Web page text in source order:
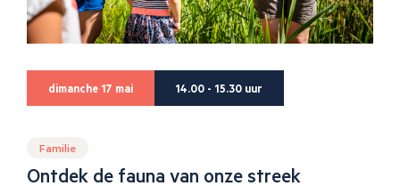
dimanche 17 mai 14.00 - 15.30 uur
Familie
Ontdek de fauna van onze streek